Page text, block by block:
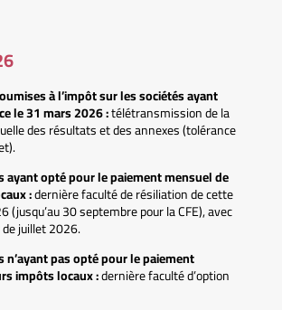
à l’impôt sur les sociétés ayant
le 31 mars 2026 :télétransmission de la
des résultats et des annexes (tolérance
ayant opté pour le paiement mensuel de
:dernière faculté de résiliation de cette
(jusqu’au 30 septembre pour la CFE), avec
juillet 2026.
pas opté pour le paiement
impôts locaux :dernière faculté d’option